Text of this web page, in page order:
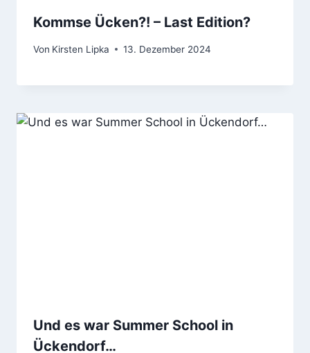
Kommse Ücken?! – Last Edition?
Von Kirsten Lipka 13. Dezember 2024
Und es war Summer School in
Ückendorf…